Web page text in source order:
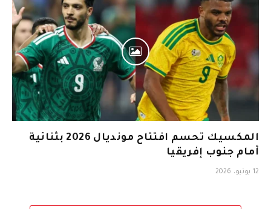
المكسيك تحسم افتتاح مونديال 2026 بثنائية
أمام جنوب إفريقيا
12 يونيو، 2026